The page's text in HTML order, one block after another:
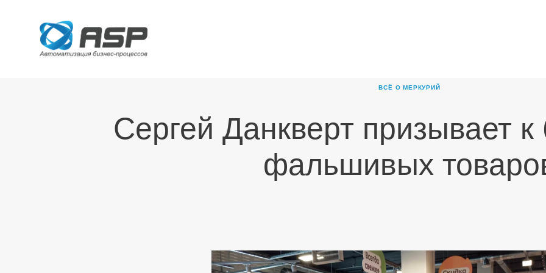
ВСЁ О МЕРКУРИЙ
Сергей Данкверт призывает к
фальшивых
НОВОСТИ
КАРЬЕРА